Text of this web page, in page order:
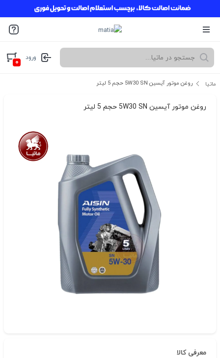
ورود
۰
ماتیا روغن موتور آیسین 5W30 SN حجم 5 لیتر
روغن موتور آیسین 5W30 SN حجم 5 لیتر
معرفی کالا